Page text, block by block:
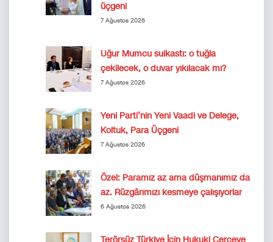
üçgeni
7 Ağustos 2026
Uğur Mumcu suikastı: o tuğla
çekilecek, o duvar yıkılacak mı?
7 Ağustos 2026
Yeni Parti’nin Yeni Vaadi ve Delege,
Koltuk, Para Üçgeni
7 Ağustos 2026
Özel: Paramız az ama düşmanımız da
az. Rüzgârımızı kesmeye çalışıyorlar
6 Ağustos 2026